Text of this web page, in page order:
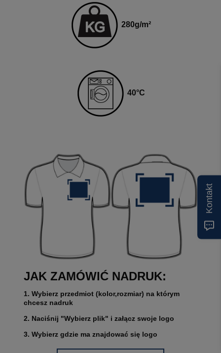
280g/m²
40°C
JAK ZAMÓWIĆ NADRUK:
1. Wybierz przedmiot (kolor,rozmiar) na którym
chcesz nadruk
2. Naciśnij "Wybierz plik" i załącz swoje logo
3. Wybierz gdzie ma znajdować się logo
Kontakt